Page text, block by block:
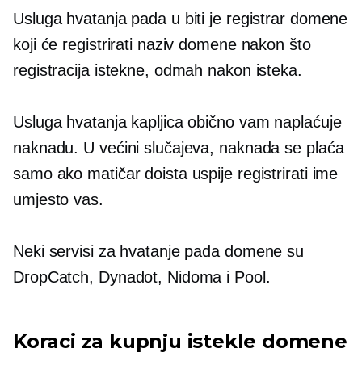
Usluga hvatanja pada u biti je registrar domene
koji će registrirati naziv domene nakon što
registracija istekne, odmah nakon isteka.
Usluga hvatanja kapljica obično vam naplaćuje
naknadu. U većini slučajeva, naknada se plaća
samo ako matičar doista uspije registrirati ime
umjesto vas.
Neki servisi za hvatanje pada domene su
DropCatch, Dynadot, Nidoma i Pool.
Koraci za kupnju istekle domene